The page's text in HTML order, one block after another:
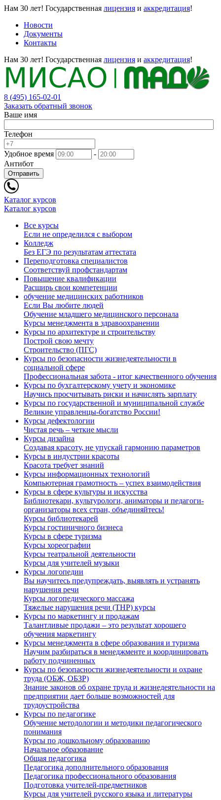
Нам 30 лет! Государственная лицензия и аккредитация!
Новости
Документы
Контакты
Нам 30 лет! Государственная лицензия и аккредитация!
8 (495) 165-02-01
Заказать обратный звонок
Ваше имя
Телефон
Удобное время
-
Антибот
Отправить
Каталог курсов
Каталог курсов
Все курсы
Если не определился с выбором
Колледж
Без ЕГЭ по результатам аттестата
Переподготовка специалистов
Соответствуй профстандартам
Повышение квалификации
Расширь свои компетенции
обучение медицинских работников
Если Вы любите людей
Обучение младшего медицинского персонала
Курсы менеджмента в здравоохранении
Курсы по архитектуре и строительству
Построй свою мечту
Строительство (ПГС)
Курсы по безопасности жизнедеятельности в
социальной сфере
Профессиональная забота - итог качественного обучения
Курсы по бухгалтерскому учету и экономике
Научись просчитывать риски и начислять зарплату
Курсы по государственной и муниципальной службе
Великие управленцы-богатство России!
Курсы дефектологии
Чистая речь – четкие мысли
Курсы дизайна
Создавая красоту, не упускай гармонию параметров
Курсы в индустрии красоты
Красота требует знаний
Курсы информационных технологий
Компьютерная грамотность – успех взаимодействия
Курсы в сфере культуры и искусства
Библиотекари, культурологи, аниматоры и педагоги-
организаторы всех стран, объединяйтесь!
Курсы библиотекарей
Курсы гостиничного бизнеса
Курсы в сфере туризма
Курсы хореографии
Курсы театральной деятельности
Курсы для учителей музыки
Курсы логопедии
Вы научитесь предупреждать, выявлять и устранять
нарушения речи
Курсы логопедического массажа
Тяжелые нарушения речи (ТНР) курсы
Курсы по маркетингу и продажам
Талантливые продажи – это результат хорошего
обучения маркетингу
Курсы менеджмента в сфере образования и туризма
Научим разбираться в менеджменте и координировать
работу подчиненных
Курсы по безопасности жизнедеятельности и охране
труда (ОБЖ, ОБЗР)
Знание законов об охране труда и жизнедеятельности на
предприятии дает больше возможностей для
трудоустройства
Курсы по педагогике
Обучение методологии и методики педагогического
понимания
Курсы по дошкольному образованию
Начальное образование
Общая педагогика
Педагогика дополнительного образования
Педагогика профессионального образования
Подготовка учителей-предметников
Курсы для учителей русского языка и литературы